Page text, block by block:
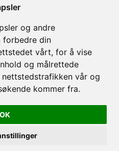
og andre
forbedre din
vårt, for å vise
og målrettede
nettstedstrafikken vår og
kommer fra.
OK
| Levert av